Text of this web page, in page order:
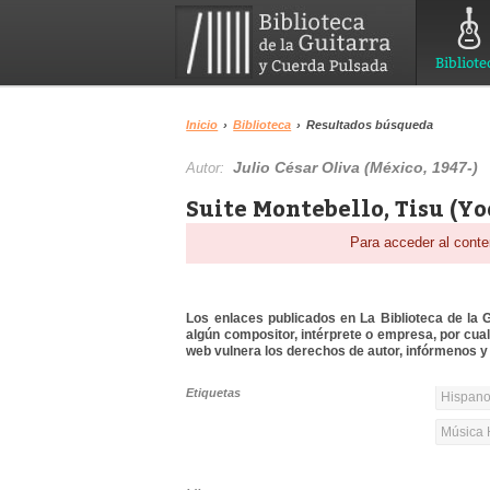
Inicio › Biblioteca › Resultados búsqueda
Autor:Julio César Oliva (México, 1947-)
Suite Montebello, Tisu
Para acceder al
Los enlaces publicados en La Biblioteca de la
algún compositor, intérprete o empresa, por
web vulnera los derechos de autor, infórmenos
Etiquetas
Música